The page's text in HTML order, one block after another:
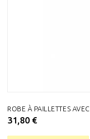
ROBE À PAILLETTES
31,80 €